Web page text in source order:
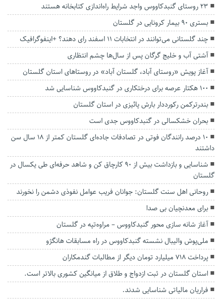
۲۳ روستای گنبدکاووس واجد شرایط راه‌اندازی کتابخانه هستند
بستری ۹۰ بیمار کرونایی در گلستان
چند گلستانی می‌توانند در انتخابات ۱۱ اسفند رای دهند؟ +اینفوگرافیک
آشتی آب و خلیج گرگان پس از سال‌ها چشم انتظاری
آغاز پویش «روستای آباد، گلستان آباد» در روستاهای استان گلستان
۱۰۰ هکتار عرصه برای درختکاری در گنبدکاووس شناسایی شد
بندرترکمن رکورددار بارش پائیزی در استان گلستان
بحران خشکسالی در گنبدکاووس جدی است
۱۰ درصد رانندگان فوتی در تصادفات جاده‌ای گلستان کمتر از ۱۸ سال سن
داشتند
شناسایی و بازداشت بیش از ۹۰ کارچاق کن و شاهد حرفه‌ای طی یکسال در
گلستان
روحانی اهل سنت گلستان: جوانان فریب عوامل نفوذی دشمن را نخورند
برای معدنچیان بی صدا
آغاز شانه سازی محور گنبدکاووس – مراوه‌تپه در گلستان
ملی‌پوش والیبال نشسته گنبدکاووس در راه مسابقات هانگژو
پرداخت ۷۱۸ میلیارد تومان دیگر از مطالبات گندمکاران
استان گلستان در ثبت ازدواج و طلاق از میانگین کشوری بالاتر است.
فراریان مالیاتی شناسایی شدند.